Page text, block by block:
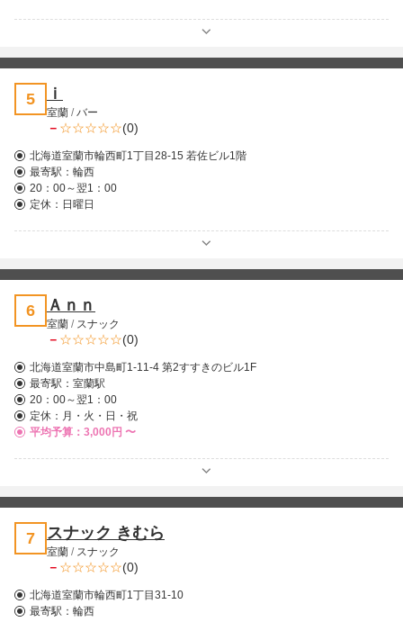
5 ｉ
室蘭 /バー
－ (0)
北海道室蘭市輪西町1丁目28-15 若佐ビル1階
最寄駅： 輪西
20：00～翌1：00
定休：日曜日
6 Ａｎｎ
室蘭 / スナック
－ (0)
北海道室蘭市中島町1-11-4 第2すすきのビル1F
最寄駅： 室蘭駅
20：00～翌1：00
定休：月・火・日・祝
平均予算：3,000円 〜
7 スナック きむら
室蘭 / スナック
－ (0)
北海道室蘭市輪西町1丁目31-10
最寄駅： 輪西